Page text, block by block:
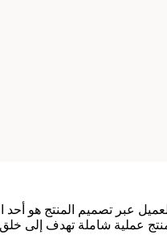
عبر تصميم المنتج هو أحد
عملية شاملة تهدف إلى